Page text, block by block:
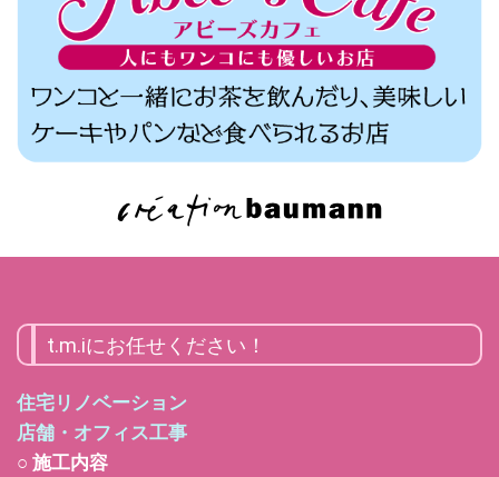
t.m.iにお任せください！
住宅リノベーション
店舗・オフィス工事
○ 施工内容